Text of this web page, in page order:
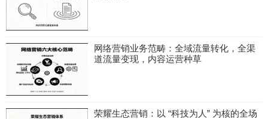
网络营销业务范畴：全域流量转化，全渠
道流量变现，内容运营种草
荣耀生态营销：以 “科技为人” 为核的全场